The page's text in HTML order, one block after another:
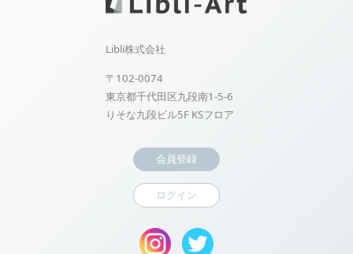
Libli株式会社
〒102-0074
東京都千代田区九段南1-5-6
りそな九段ビル5F KSフロア
会員登録
ログイン